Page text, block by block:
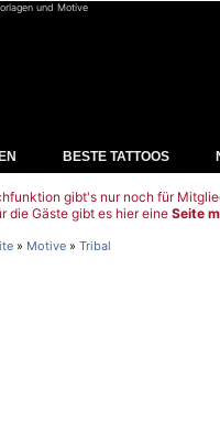
und Motive
BESTE TATTOOS
gibt's nur noch für
die Gäste gibt es hier eine Seite
» Motive » Tribal